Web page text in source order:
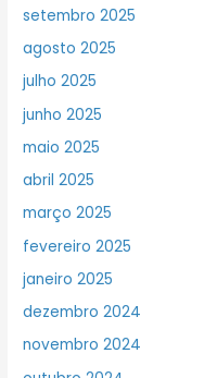
setembro 2025
agosto 2025
julho 2025
junho 2025
maio 2025
abril 2025
março 2025
fevereiro 2025
janeiro 2025
dezembro 2024
novembro 2024